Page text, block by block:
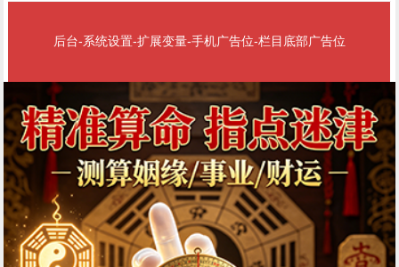
后台-系统设置-扩展变量-手机广告位-栏目底部广告位